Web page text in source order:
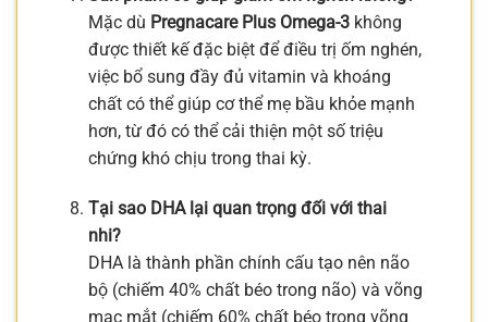
Mặc dù Pregnacare Plus Omega-3không
được thiết kế đặc biệt để điều trị ốm nghén,
việc bổ sung đầy đủ vitamin và khoáng
chất có thể giúp cơ thể mẹ bầu khỏe mạnh
hơn, từ đó có thể cải thiện một số triệu
chứng khó chịu trong thai kỳ.
Tại sao DHA lại quan trọng đối với thai
nhi?
DHA là thành phần chính cấu tạo nên não
bộ (chiếm 40% chất béo trong não) và võng
mạc mắt (chiếm 60% chất béo trong võng